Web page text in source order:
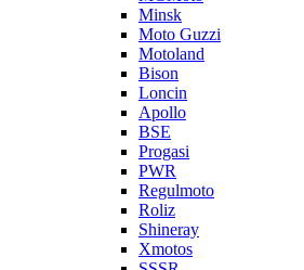
Minsk
Moto Guzzi
Motoland
Bison
Loncin
Apollo
BSE
Progasi
PWR
Regulmoto
Roliz
Shineray
Xmotos